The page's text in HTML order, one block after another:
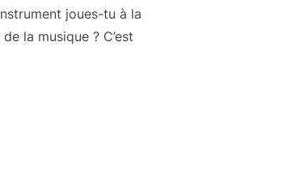
joues-tu à la
la musique ? C’est
»